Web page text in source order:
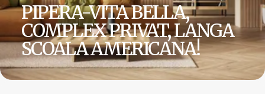
PIPERA-VITA BELLA,
COMPLEX PRIVAT, LANGA
SCOALA AMERICANA!